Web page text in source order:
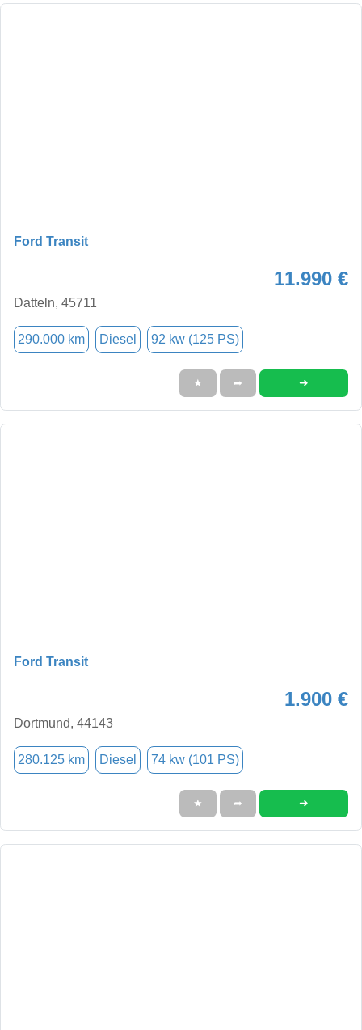
Ford Transit
11.990 €
Datteln, 45711
290.000 km Diesel 92 kw (125 PS)
★ ➦ ➜
Ford Transit
1.900 €
Dortmund, 44143
280.125 km Diesel 74 kw (101 PS)
★ ➦ ➜